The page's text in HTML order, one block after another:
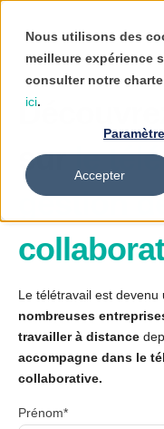
Nous utilisons des
meilleure expérience
consulter notre
ici.
Accepter
surle
gestion
Le télétravail est devenu
nombreuses
travailler à distance
accompagne dans le
collaborative.
Prénom*